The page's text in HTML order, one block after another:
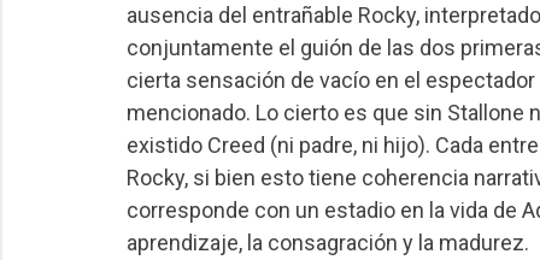
ausencia del entrañable Rocky,
conjuntamente el guión de las dos
cierta sensación de vacío en el
mencionado. Lo cierto es que sin Stallone
existido Creed (ni padre, ni hijo). Cada
Rocky, si bien esto tiene coherencia
corresponde con un estadio en la vida de
aprendizaje, la consagración y la madurez.